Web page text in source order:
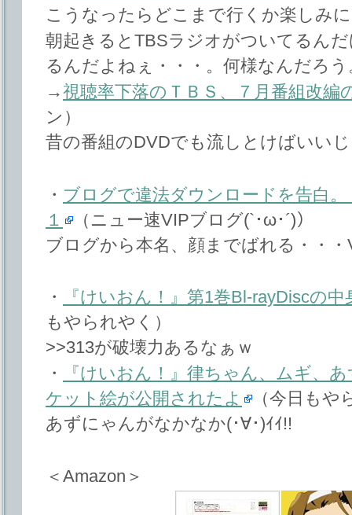
こうなったらどこまで行くか楽しみ
朝起きるとTBSラジオがついてるん
るんだよねぇ・・・。何様なんだろう
→視聴率下落のＴＢＳ、７月番組改編
ン）
昔の番組のDVDでも流しとけばいい
・ ブログで違法ダウンロードを告白
１
（ニュー速VIPブログ(`･ω･´)）
ブログから本名、顔までばれる・・
・
『けいおん！』第1巻Bl-rayDiscの
もやられやく）
>>313が破壊力あるなぁｗ
・
『けいおん！』律ちゃん、ムギ、
ケット絵が公開されたよ
（今日もや
あずにゃんがなかなか(･∀･)ｲｲ!!
＜Amazon＞